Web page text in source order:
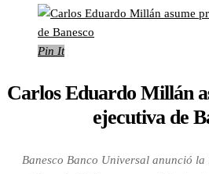
Pin It
Carlos Eduardo Millán
ejecutiva de
Banesco Banco Universal anunció